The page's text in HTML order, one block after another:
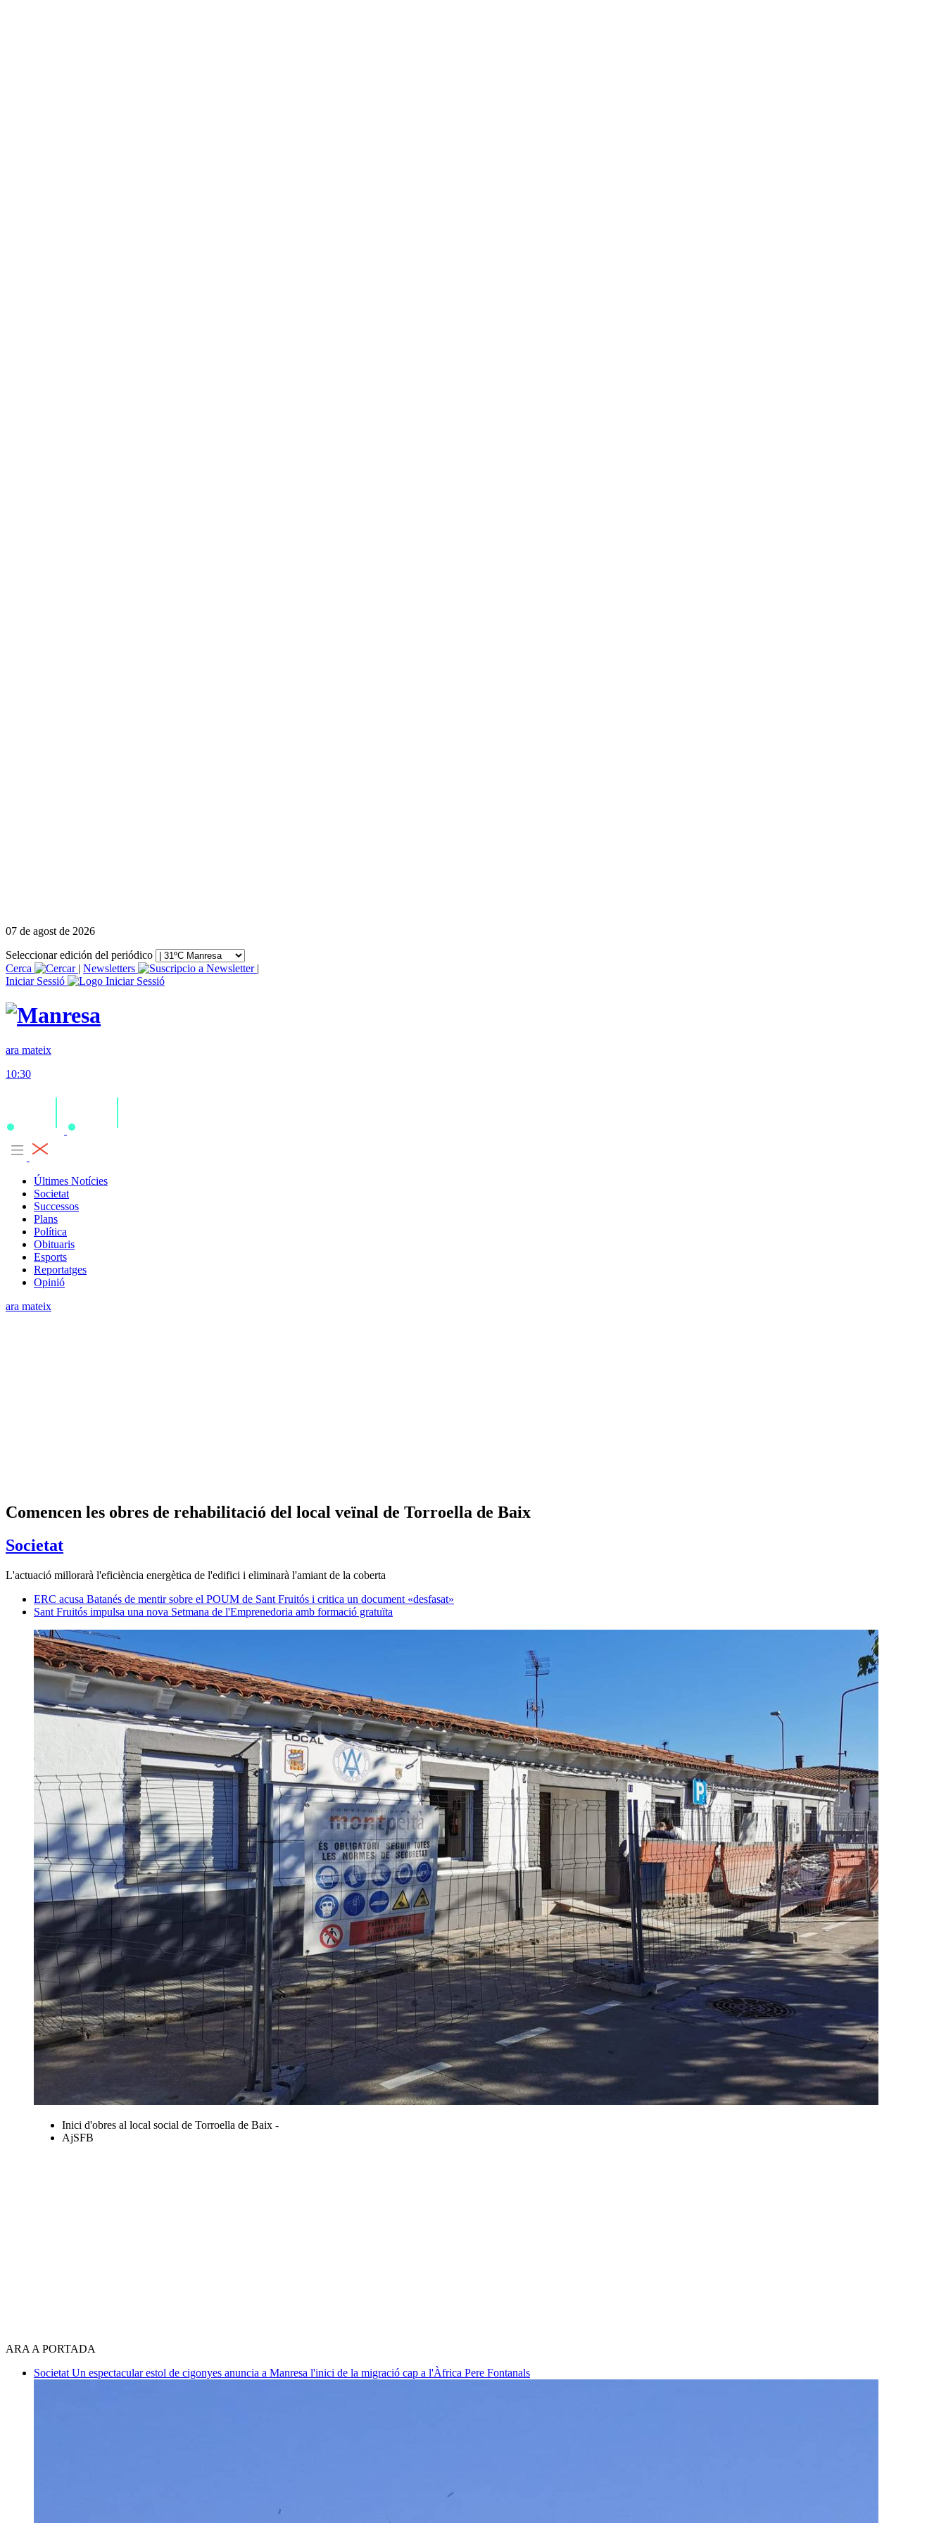
07 de agost de 2026
Seleccionar edición del periódico
Cerca
| Newsletters
|
Iniciar Sessió
ara mateix
10:30
Últimes Notícies
Societat
Successos
Plans
Política
Obituaris
Esports
Reportatges
Opinió
ara mateix
Comencen les obres de rehabilitació del local veïnal de Torroella de Baix
Societat
L'actuació millorarà l'eficiència energètica de l'edifici i eliminarà l'amiant de la coberta
ERC acusa Batanés de mentir sobre el POUM de Sant Fruitós i critica un document «desfasat»
Sant Fruitós impulsa una nova Setmana de l'Emprenedoria amb formació gratuïta
Inici d'obres al local social de Torroella de Baix -
AjSFB
ARA A PORTADA
Societat Un espectacular estol de cigonyes anuncia a Manresa l'inici de la migració cap a l'Àfrica Pere Fontanals